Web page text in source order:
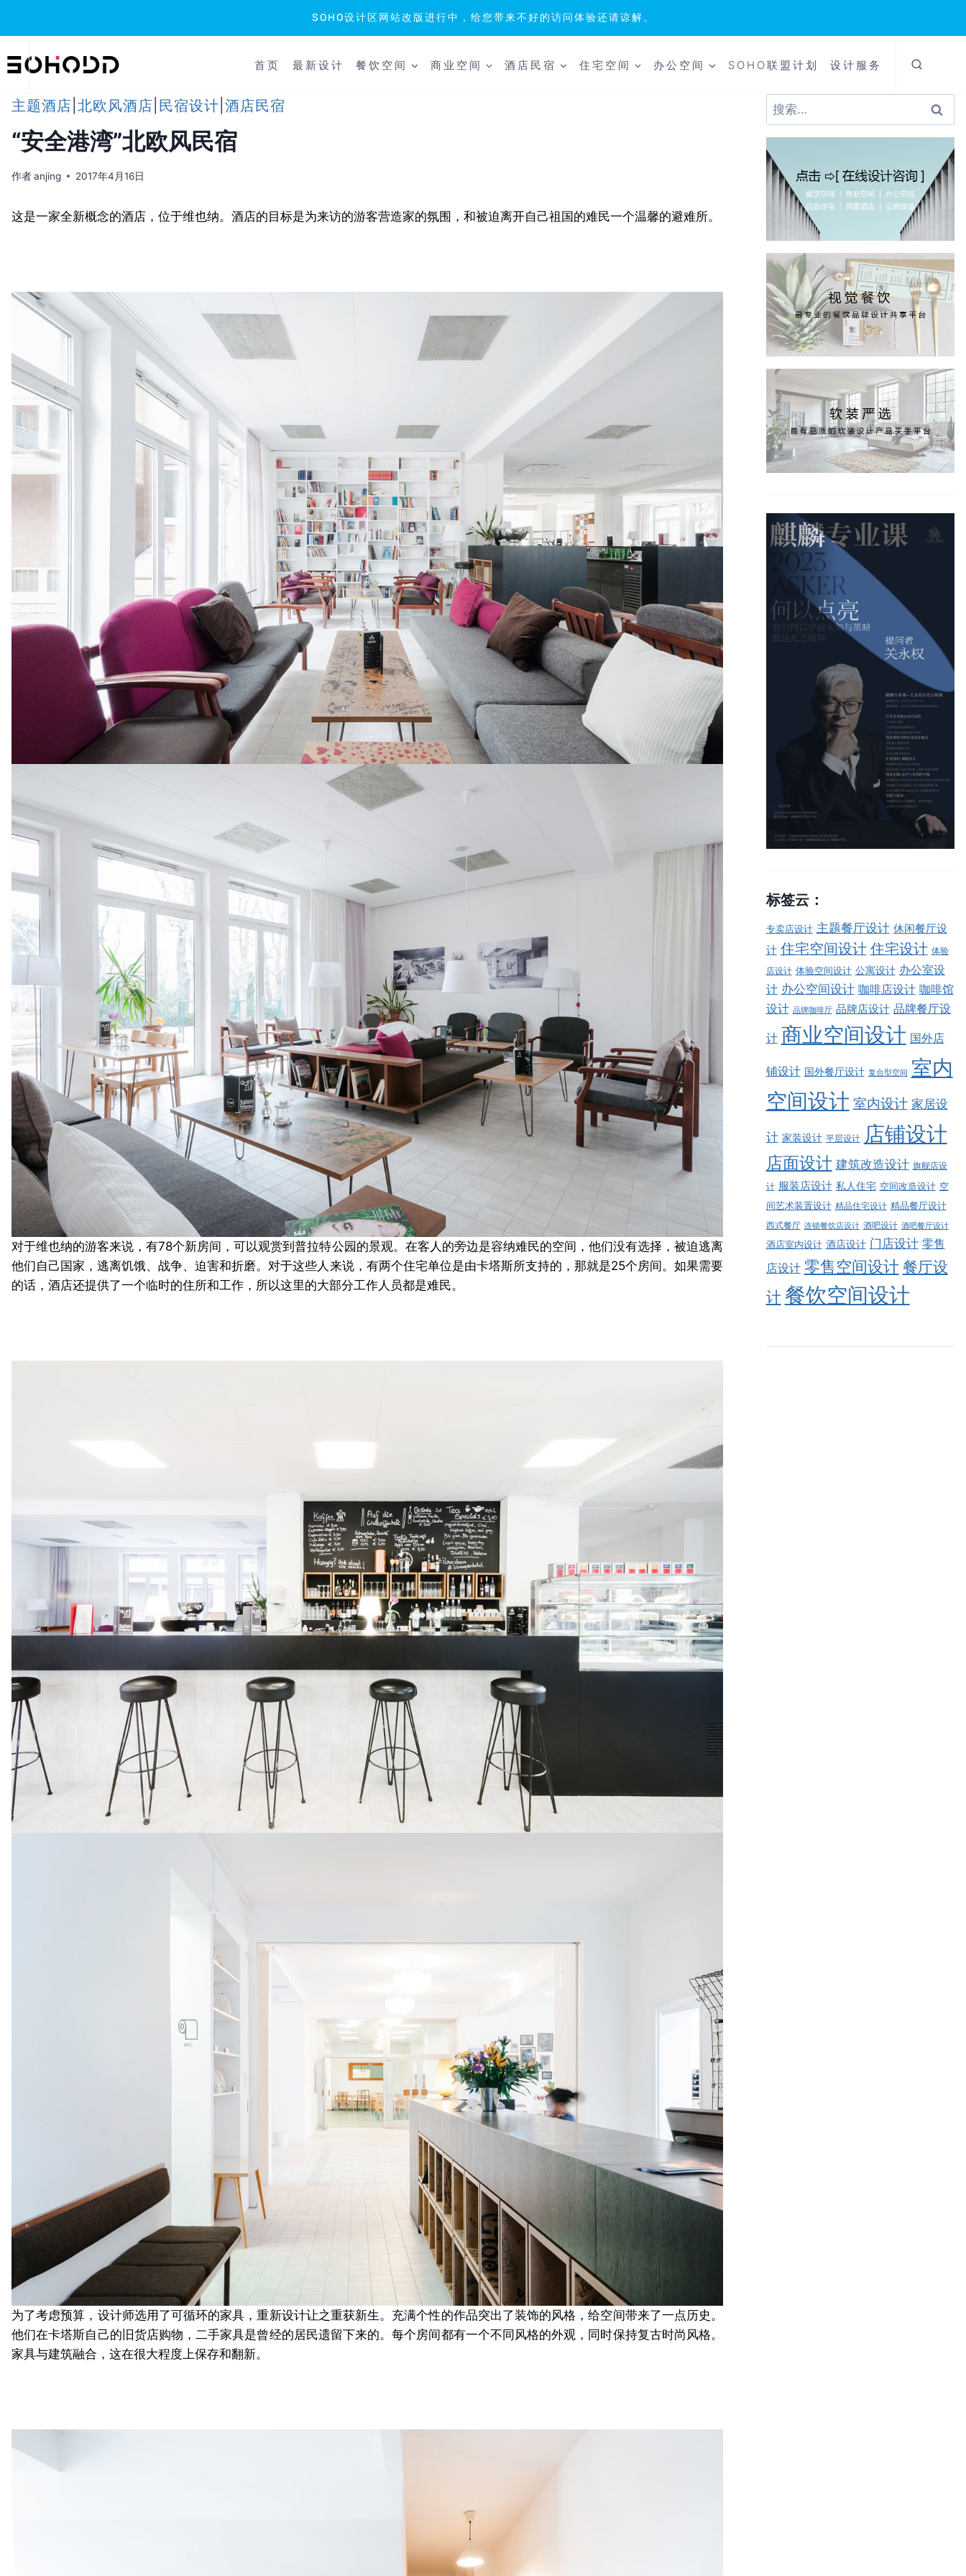
SOHO设计区网站改版进行中，给您带来不好的访问体验还请谅解。
到
首页 最新设计 餐饮空间 商业空间 酒店民宿 住宅空间 办公空间 SOHO联盟计划 设计服务
主题酒店 北欧风酒店 民宿设计 酒店民宿
“安全港湾”北欧风民宿
作者anjing 2017年4月16日
这是一家全新概念的酒店，位于维也纳。酒店的目标是为来访的游客营造家的氛围，和被迫离开自己祖国的难民一个温馨的避难所。
对于维也纳的游客来说，有78个新房间，可以观赏到普拉特公园的景观。 在客人的旁边是容纳难民的空间，他们没有选择，被迫逃离
他们自己国家，逃离饥饿、战争、迫害和折磨。 对于这些人来说，有两个住宅单位是由卡塔斯所支持的，那就是25个房间。如果需要
的话，酒店还提供了一个临时的住所和工作，所以这里的大部分工作人员都是难民。
为了考虑预算，设计师选用了可循环的家具，重新设计让之重获新生。充满个性的作品突出了装饰的风格，给空间带来了一点历史。
他们在卡塔斯自己的旧货店购物，二手家具是曾经的居民遗留下来的。每个房间都有一个不同风格的外观，同时保持复古时尚风格。
家具与建筑融合，这在很大程度上保存和翻新。
搜
索：
标签云：
专卖店设计 主题餐厅设计 休闲餐厅设
计 住宅空间设计 住宅设计 体验
店设计 体验空间设计 公寓设计 办公室设
计 办公空间设计 咖啡店设计 咖啡馆
设计 品牌咖啡厅 品牌店设计 品牌餐厅设
计 商业空间设计 国外店
铺设计 国外餐厅设计 复合型空间
室内
空间设计 室内设计 家居设
计 家装设计 平层设计 店铺设计
店面设计 建筑改造设计 旗舰店设
计 服装店设计 私人住宅 空间改造设计 空
间艺术装置设计 精品住宅设计 精品餐厅设计
西式餐厅 连锁餐饮店设计 酒吧设计 酒吧餐厅设计
酒店室内设计 酒店设计 门店设计 零售
店设计 零售空间设计 餐厅设
计 餐饮空间设计